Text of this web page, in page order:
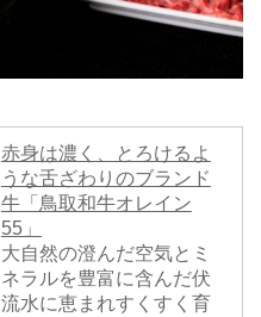
赤身は濃く、とろけるよ
うな舌ざわりのブランド
牛「鳥取和牛オレイン
55」
大自然の澄んだ空気とミ
ネラルを豊富に含んだ伏
流水に恵まれすくすく育